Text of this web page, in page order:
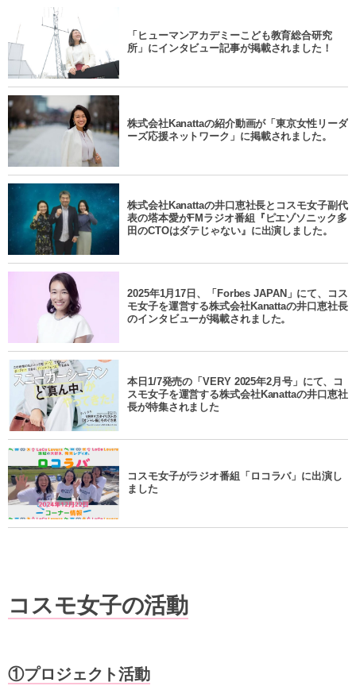
「ヒューマンアカデミーこども教育総合研究
所」にインタビュー記事が掲載されました！
株式会社Kanattaの紹介動画が「東京女性リーダ
ーズ応援ネットワーク」に掲載されました。
株式会社Kanattaの井口恵社長とコスモ女子副代
表の塔本愛がFMラジオ番組『ピエゾソニック多
田のCTOはダテじゃない』に出演しました。
2025年1月17日、「Forbes JAPAN」にて、コス
モ女子を運営する株式会社Kanattaの井口恵社長
のインタビューが掲載されました。
本日1/7発売の「VERY 2025年2月号」にて、コ
スモ女子を運営する株式会社Kanattaの井口恵社
長が特集されました
コスモ女子がラジオ番組「ロコラバ」に出演し
ました
コスモ女子の活動
①プロジェクト活動